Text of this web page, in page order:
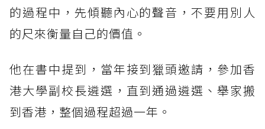
的過程中，先傾聽內心的聲音，不要用別人
的尺來衡量自己的價值。
他在書中提到，當年接到獵頭邀請，參加香
港大學副校長遴選，直到通過遴選、舉家搬
到香港，整個過程超過一年。